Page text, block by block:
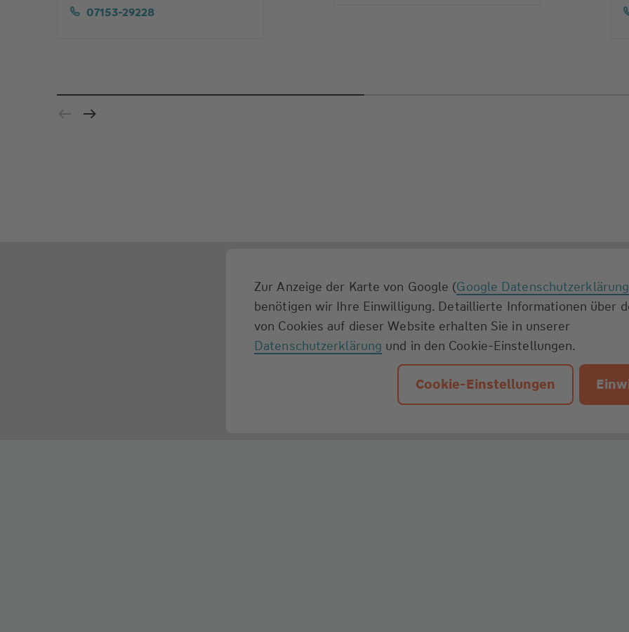
07153-29228
Zur Anzeige der Karte von Google (Google Datenschutzerklärung
benötigen wir Ihre Einwilligung. Detaillierte Informationen über
von Cookies auf dieser Website erhalten Sie in unserer
Datenschutzerklärung und in den Cookie-Einstellungen.
Cookie-Einstellungen